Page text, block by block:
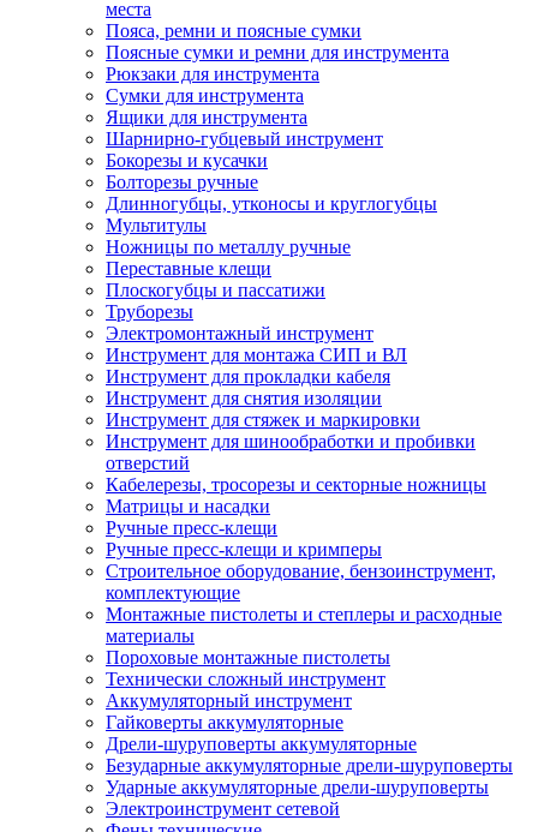
места
Пояса, ремни и поясные сумки
Поясные сумки и ремни для инструмента
Рюкзаки для инструмента
Сумки для инструмента
Ящики для инструмента
Шарнирно-губцевый инструмент
Бокорезы и кусачки
Болторезы ручные
Длинногубцы, утконосы и круглогубцы
Мультитулы
Ножницы по металлу ручные
Переставные клещи
Плоскогубцы и пассатижи
Труборезы
Электромонтажный инструмент
Инструмент для монтажа СИП и ВЛ
Инструмент для прокладки кабеля
Инструмент для снятия изоляции
Инструмент для стяжек и маркировки
Инструмент для шинообработки и пробивки
отверстий
Кабелерезы, тросорезы и секторные ножницы
Матрицы и насадки
Ручные пресс-клещи
Ручные пресс-клещи и кримперы
Строительное оборудование, бензоинструмент,
комплектующие
Монтажные пистолеты и степлеры и расходные
материалы
Пороховые монтажные пистолеты
Технически сложный инструмент
Аккумуляторный инструмент
Гайковерты аккумуляторные
Дрели-шуруповерты аккумуляторные
Безударные аккумуляторные дрели-шуруповерты
Ударные аккумуляторные дрели-шуруповерты
Электроинструмент сетевой